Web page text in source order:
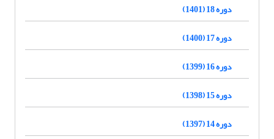
دوره 18 (1401)
دوره 17 (1400)
دوره 16 (1399)
دوره 15 (1398)
دوره 14 (1397)